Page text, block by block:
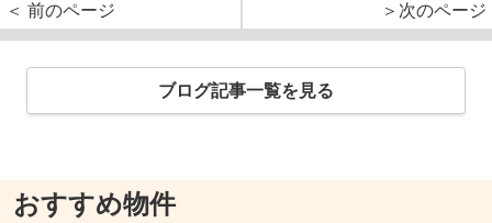
＜ 前のページ
＞次のページ
ブログ記事一覧を見る
おすすめ物件